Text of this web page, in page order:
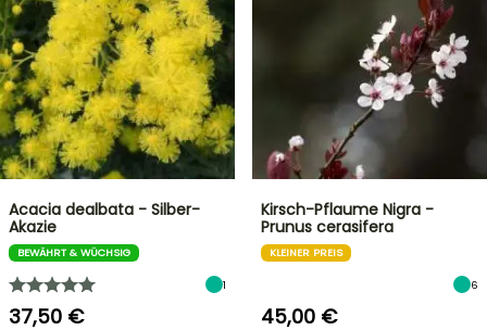
Acacia dealbata - Silber-
Akazie
BEWÄHRT & WÜCHSIG
1
37,50 €
Kirsch-Pflaume Nigra -
Prunus cerasifera
KLEINER PREIS
6
45,00 €